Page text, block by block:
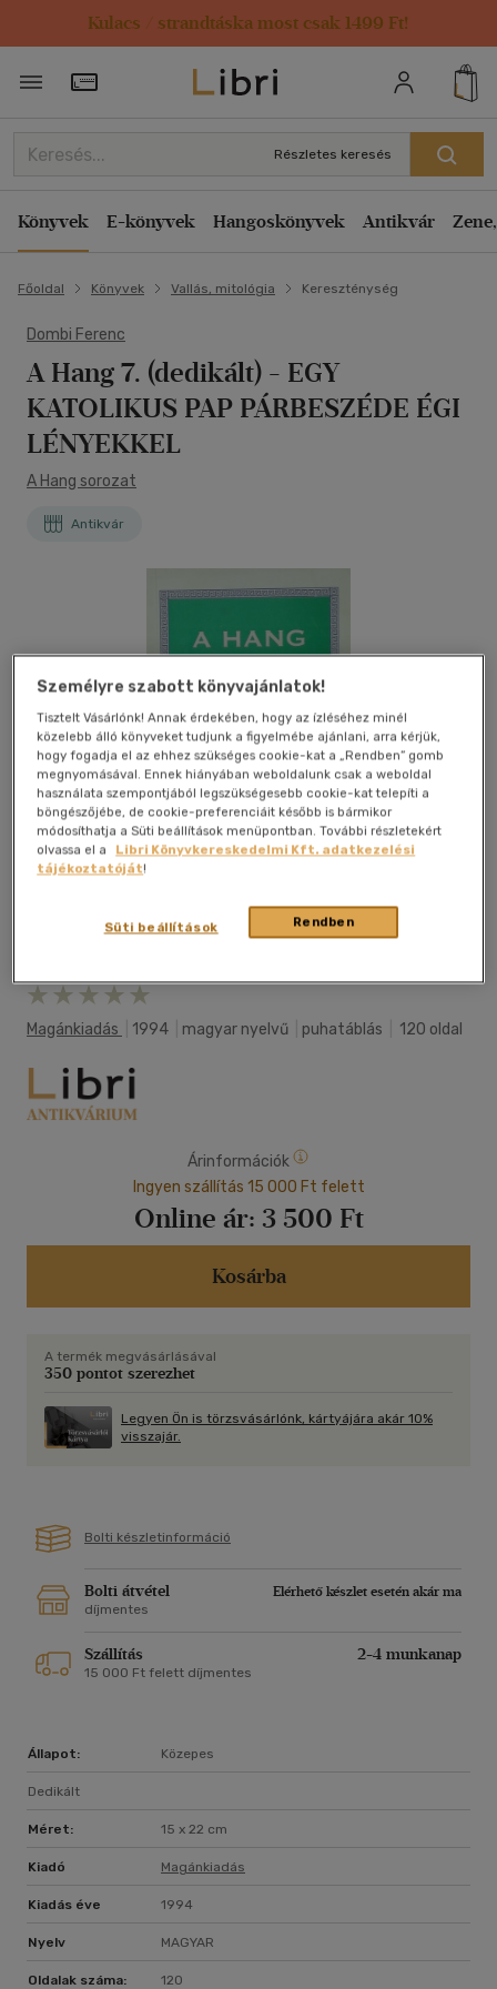
Kulacs / strandtáska most csak 1499 Ft!
Törzsvásárlói Kártya adatai
Részletes keresés
Könyvek E-könyvek Hangoskönyvek Antikvár
Főoldal Könyvek Vallás, mitológia Kereszténység
Dombi Ferenc
A Hang 7. (dedikált) - EGY
KATOLIKUS PAP PÁRBESZÉDE ÉGI
LÉNYEKKEL
A Hang sorozat
Antikvár
Magánkiadás 1994 magyar nyelvű puhatáblás 120 oldal
Árinformációk
Ingyen szállítás 15 000 Ft felett
Online ár: 3 500 Ft
Kosárba
A termék megvásárlásával
350 pontot szerezhet
Legyen Ön is törzsvásárlónk, kártyájára akár 10%
visszajár.
Bolti készletinformáció
Bolti átvétel
Elérhető készlet esetén akár ma
díjmentes
Szállítás 2-4 munkanap
15 000 Ft felett díjmentes
Állapot: Közepes
Dedikált
Méret: 15 x 22 cm
Kiadó Magánkiadás
Kiadás éve 1994
Nyelv MAGYAR
Oldalak száma: 120
Személyre szabott könyvajánlatok!
Tisztelt Vásárlónk! Annak érdekében, hogy az ízléséhez minél
közelebb álló könyveket tudjunk a figyelmébe ajánlani, arra kérjük,
hogy fogadja el az ehhez szükséges cookie-kat a „Rendben” gomb
megnyomásával. Ennek hiányában weboldalunk csak a weboldal
használata szempontjából legszükségesebb cookie-kat telepíti a
böngészőjébe, de cookie-preferenciáit később is bármikor
módosíthatja a Süti beállítások menüpontban. További részletekért
olvassa el a
Libri Könyvkereskedelmi Kft. adatkezelési
tájékoztatóját!
Rendben
Süti beállítások